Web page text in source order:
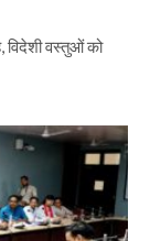
विदेशी वस्तुओं को